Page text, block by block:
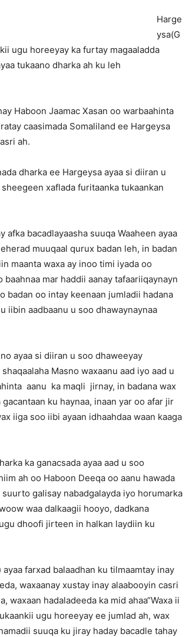
Harge
ysa(G
ugu horeeyay ka furtay magaaladda
tukaano dharka ah ku leh
Haboon Jaamac Xasan oo warbaahinta
caasimada Somaliland ee Hargeysa
ah.
dharka ee Hargeysa ayaa si diiran u
xaflada furitaanka tukaankan
bacadlayaasha suuqa Waaheen ayaa
muuqaal qurux badan leh, in badan
maanta waxa ay inoo timi iyada oo
mar haddii aanay tafaariiqaynayn
badan oo intay keenaan jumladii hadana
iibin aadbaanu u soo dhawaynaynaa
ayaa si diiran u soo dhaweeyay
Masno waxaanu aad iyo aad u
aanu ka maqli jirnay, in badana wax
ku haynaa, inaan yar oo afar jir
iiga soo iibi ayaan idhaahdaa waan kaaga
ka ganacsada ayaa aad u soo
ah oo Haboon Deeqa oo aanu hawada
galisay nabadgalayda iyo horumarka
waa dalkaagii hooyo, dadkana
dhoofi jirteen in halkan laydiin ku
farxad balaadhan ku tilmaamtay inay
waxaanay xustay inay alaabooyin casri
hadaladeeda ka mid ahaa“Waxa ii
ugu horeeyay ee jumlad ah, wax
suuqa ku jiray haday bacadle tahay